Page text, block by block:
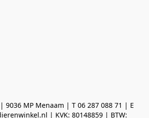
9036 MP Menaam | T 06 287 088 71 | E
| KVK: 80148859 | BTW: